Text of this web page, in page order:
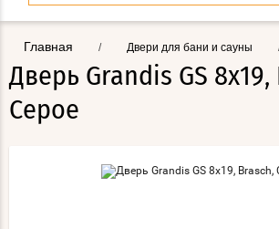
Главная / Двери для бани и сауны
Дверь Grandis GS 8х19,
Серое